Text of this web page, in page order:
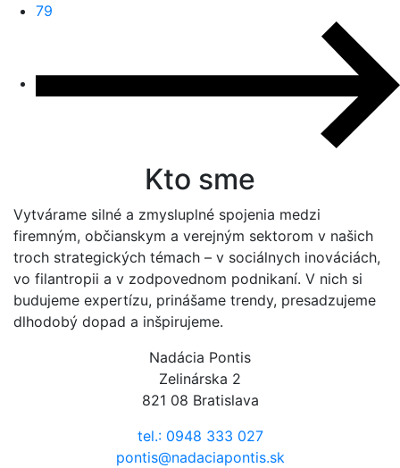
79
Kto sme
Vytvárame silné a zmysluplné spojenia medzi
firemným, občianskym a verejným sektorom v našich
troch strategických témach – v sociálnych inováciách,
vo filantropii a v zodpovednom podnikaní. V nich si
budujeme expertízu, prinášame trendy, presadzujeme
dlhodobý dopad a inšpirujeme.
Nadácia Pontis
Zelinárska 2
821 08 Bratislava
tel.: 0948 333 027
pontis@nadaciapontis.sk